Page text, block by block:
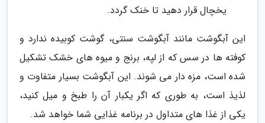
یخچال قرار دهید تا خنک گردد.
این آبگوشت مانند آبگوشت سنتی، گوشت کوبیده ندارد و
کوفته ها در سس که از لپه، برنج و میوه های خشک تشکیل
شده است، مزه دار می شوند. این آبگوشت بسیار متفاوت و
لذیذ است، به طوری که اگر یکبار آن را طبخ و میل کنید،
یکی از غذا های متداول در برنامه غذایی شما خواهد شد.